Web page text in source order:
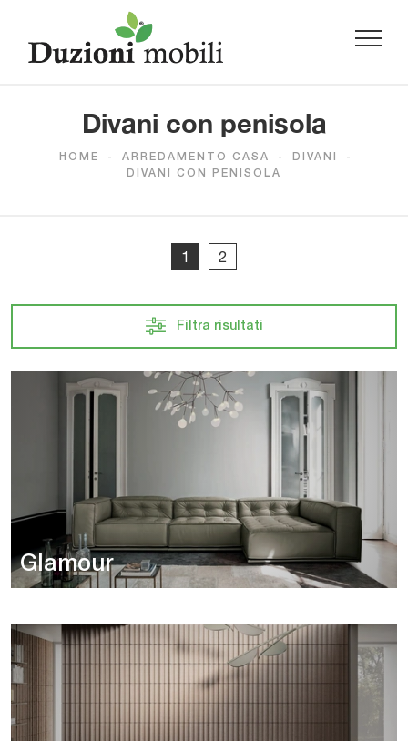
Divani con penisola
HOME - ARREDAMENTO CASA - DIVANI
-
DIVANI CON PENISOLA
1 2
Filtra risultati
Glamour